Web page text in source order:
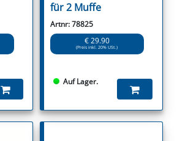
für 2 Muffe
Artnr: 78825
€ 29.90
(Preis inkl. 20% USt.)
Auf Lager.